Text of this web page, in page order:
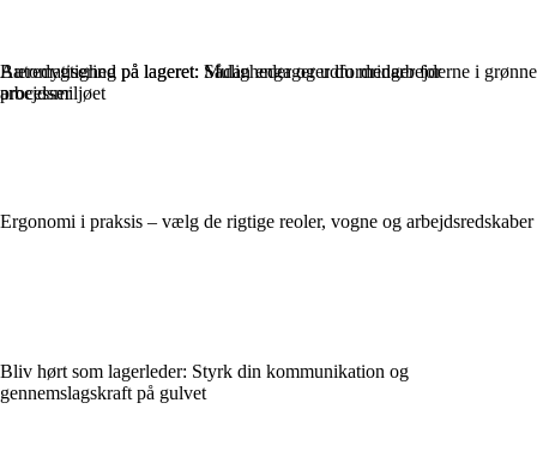
Bæredygtighed på lageret: Sådan engagerer du medarbejderne i grønne
processer
Ergonomi i praksis – vælg de rigtige reoler, vogne og arbejdsredskaber
Bliv hørt som lagerleder: Styrk din kommunikation og
gennemslagskraft på gulvet
Automatisering på lageret: Muligheder og udfordringer for
arbejdsmiljøet